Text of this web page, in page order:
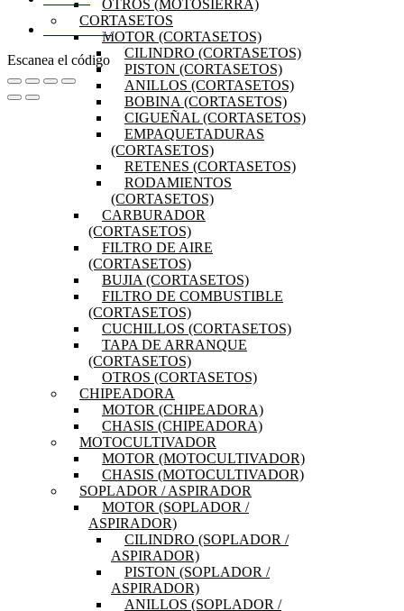
OTROS (MOTOSIERRA)
CORTASETOS
MOTOR (CORTASETOS)
CILINDRO (CORTASETOS)
PISTON (CORTASETOS)
ANILLOS (CORTASETOS)
BOBINA (CORTASETOS)
CIGUEÑAL (CORTASETOS)
EMPAQUETADURAS
(CORTASETOS)
RETENES (CORTASETOS)
RODAMIENTOS
(CORTASETOS)
CARBURADOR
(CORTASETOS)
FILTRO DE AIRE
(CORTASETOS)
BUJIA (CORTASETOS)
FILTRO DE COMBUSTIBLE
(CORTASETOS)
CUCHILLOS (CORTASETOS)
TAPA DE ARRANQUE
(CORTASETOS)
OTROS (CORTASETOS)
CHIPEADORA
MOTOR (CHIPEADORA)
CHASIS (CHIPEADORA)
MOTOCULTIVADOR
MOTOR (MOTOCULTIVADOR)
CHASIS (MOTOCULTIVADOR)
SOPLADOR / ASPIRADOR
MOTOR (SOPLADOR /
ASPIRADOR)
CILINDRO (SOPLADOR /
ASPIRADOR)
PISTON (SOPLADOR /
ASPIRADOR)
ANILLOS (SOPLADOR /
DISTRIBUIDORES
Escanea el código